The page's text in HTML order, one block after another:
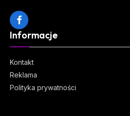
Facebook
Informacje
Kontakt
Reklama
Polityka prywatności